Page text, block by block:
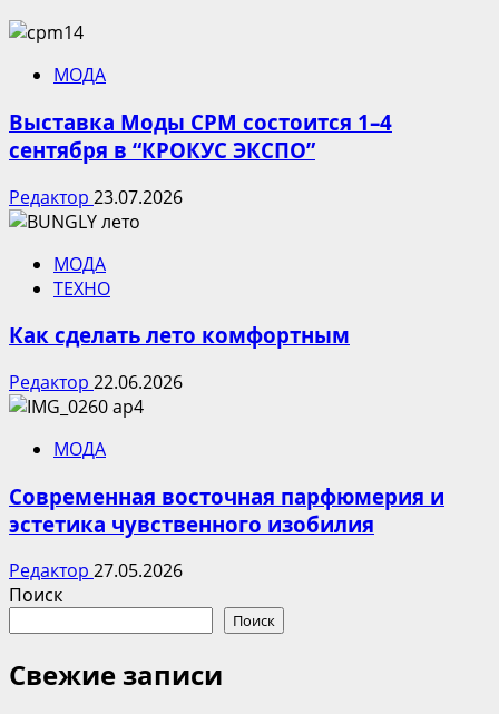
МОДА
Выставка Моды CPM состоится 1–4
сентября в “КРОКУС ЭКСПО”
Редактор 23.07.2026
МОДА
ТЕХНО
Как сделать лето комфортным
Редактор 22.06.2026
МОДА
Современная восточная парфюмерия и
эстетика чувственного изобилия
Редактор 27.05.2026
Поиск
Поиск
Свежие записи